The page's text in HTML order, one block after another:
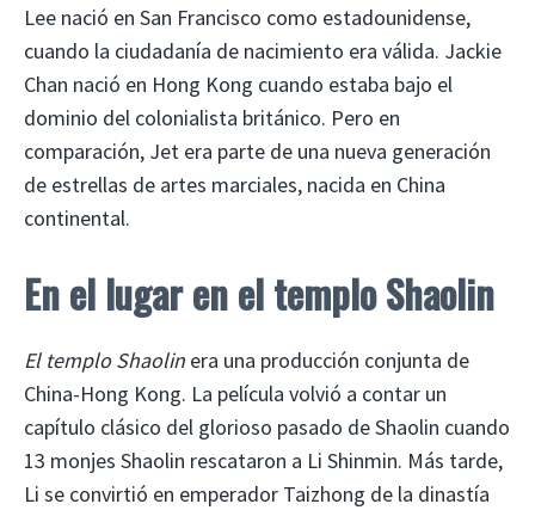
Lee nació en San Francisco como estadounidense,
cuando la ciudadanía de nacimiento era válida. Jackie
Chan nació en Hong Kong cuando estaba bajo el
dominio del colonialista británico. Pero en
comparación, Jet era parte de una nueva generación
de estrellas de artes marciales, nacida en China
continental.
En el lugar en el templo Shaolin
El templo Shaolin era una producción conjunta de
China-Hong Kong. La película volvió a contar un
capítulo clásico del glorioso pasado de Shaolin cuando
13 monjes Shaolin rescataron a Li Shinmin. Más tarde,
Li se convirtió en emperador Taizhong de la dinastía